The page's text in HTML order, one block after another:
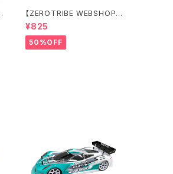
【ZEROTRIBE WEBSHOP
限定価格】RCM-HRP-ZX-B
D10LCE Horizontalリアポ
ストボディマウンティングエク
ステンションプレート Yokom
¥825
50%OFF